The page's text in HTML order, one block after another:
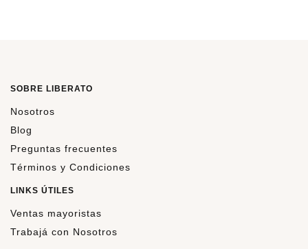
SOBRE LIBERATO
Nosotros
Blog
Preguntas frecuentes
Términos y Condiciones
LINKS ÚTILES
Ventas mayoristas
Trabajá con Nosotros